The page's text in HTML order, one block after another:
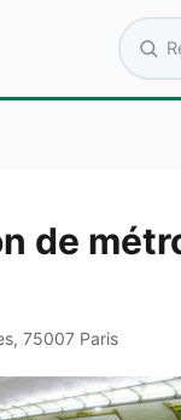
de
75007 Paris